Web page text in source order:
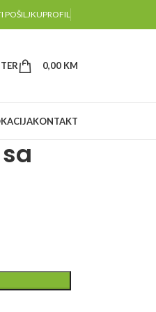
POŠILJKUPROFIL
0,00 KM
KONTAKT